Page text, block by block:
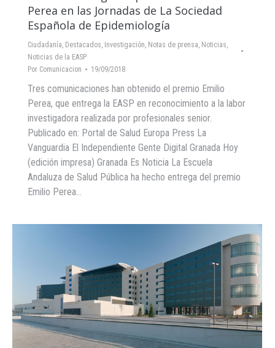
Perea en las Jornadas de La Sociedad
Española de Epidemiología
Ciudadanía Destacados Investigación Notas de prensa Noticias
Noticias de la EASP
Por Comunicacion 19/09/2018
Tres comunicaciones han obtenido el premio Emilio
Perea, que entrega la EASP en reconocimiento a la labor
investigadora realizada por profesionales senior.
Publicado en: Portal de Salud Europa Press La
Vanguardia El Independiente Gente Digital Granada Hoy
(edición impresa) Granada Es Noticia La Escuela
Andaluza de Salud Pública ha hecho entrega del premio
Emilio Perea…